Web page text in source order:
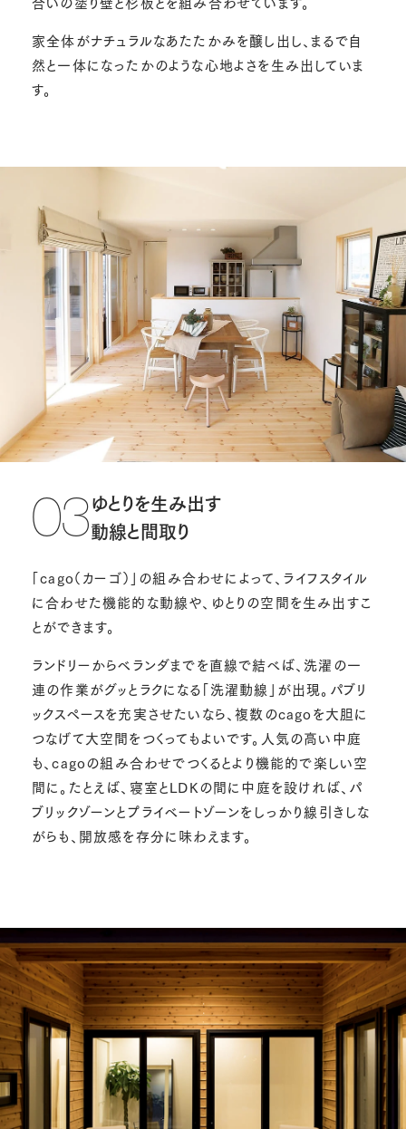
家全体がナチュラルなあたたかみを醸し出し、まるで自
然と一体になったかのような心地よさを生み出していま
す。
03ゆとりを生み出す
動線と間取り
「cago（カーゴ）」の組み合わせによって、ライフスタイル
に合わせた機能的な動線や、ゆとりの空間を生み出すこ
とができます。
ランドリーからベランダまでを直線で結べば、洗濯の一
連の作業がグッとラクになる「洗濯動線」が出現。パブリ
ックスペースを充実させたいなら、複数のcagoを大胆に
つなげて大空間をつくってもよいです。人気の高い中庭
も、cagoの組み合わせでつくるとより機能的で楽しい空
間に。たとえば、寝室とLDKの間に中庭を設ければ、パ
ブリックゾーンとプライベートゾーンをしっかり線引きしな
がらも、開放感を存分に味わえます。